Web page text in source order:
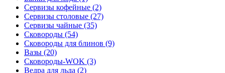
Сервизы кофейные (2)
Сервизы столовые (27)
Сервизы чайные (35)
Сковороды (54)
Сковороды для блинов (9)
Вазы (20)
Сковороды-WOK (3)
Ведра для льда (2)